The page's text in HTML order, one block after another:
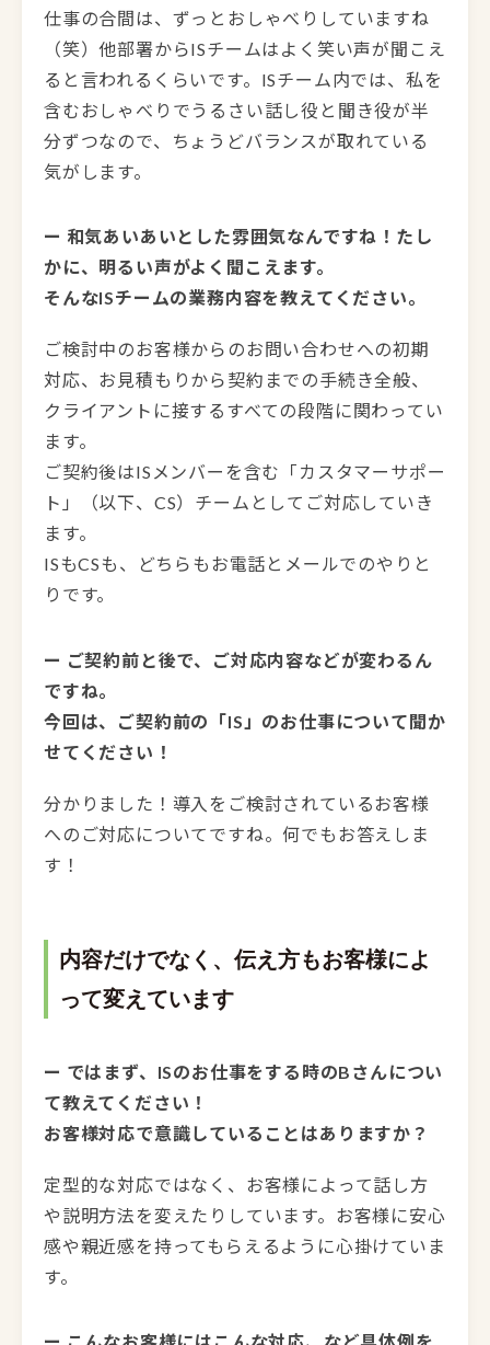
仕事の合間は、ずっとおしゃべりしていますね
（笑）他部署からISチームはよく笑い声が聞こえ
ると言われるくらいです。ISチーム内では、私を
含むおしゃべりでうるさい話し役と聞き役が半
分ずつなので、ちょうどバランスが取れている
気がします。
ー 和気あいあいとした雰囲気なんですね！たし
かに、明るい声がよく聞こえます。
そんなISチームの業務内容を教えてください。
ご検討中のお客様からのお問い合わせへの初期
対応、お見積もりから契約までの手続き全般、
クライアントに接するすべての段階に関わってい
ます。
ご契約後はISメンバーを含む「カスタマーサポー
ト」（以下、CS）チームとしてご対応していき
ます。
ISもCSも、どちらもお電話とメールでのやりと
りです。
ー ご契約前と後で、ご対応内容などが変わるん
ですね。
今回は、ご契約前の「IS」のお仕事について聞か
せてください！
分かりました！導入をご検討されているお客様
へのご対応についてですね。何でもお答えしま
す！
内容だけでなく、伝え方もお客様によ
って変えています
ー ではまず、ISのお仕事をする時のBさんについ
て教えてください！
お客様対応で意識していることはありますか？
定型的な対応ではなく、お客様によって話し方
や説明方法を変えたりしています。お客様に安心
感や親近感を持ってもらえるように心掛けていま
す。